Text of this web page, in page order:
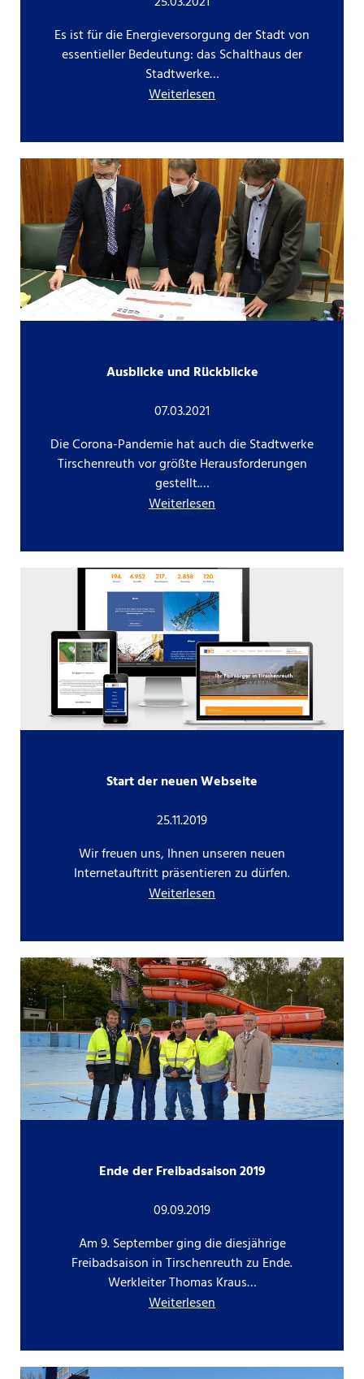
Es ist für die Energieversorgung der Stadt von
essentieller Bedeutung: das Schalthaus der
Stadtwerke…
Weiterlesen
Ausblicke und Rückblicke
07.03.2021
Die Corona-Pandemie hat auch die Stadtwerke
Tirschenreuth vor größte Herausforderungen
gestellt.…
Weiterlesen
Start der neuen Webseite
25.11.2019
Wir freuen uns, Ihnen unseren neuen
Internetauftritt präsentieren zu dürfen.
Weiterlesen
Ende der Freibadsaison 2019
09.09.2019
Am 9. September ging die diesjährige
Freibadsaison in Tirschenreuth zu Ende.
Werkleiter Thomas Kraus…
Weiterlesen